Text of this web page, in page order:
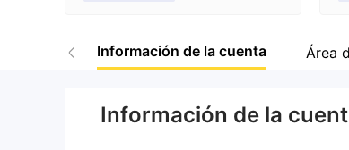
Información de la cuenta Área
Información de la